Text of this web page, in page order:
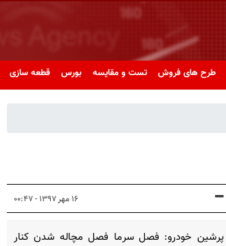
طرح های فروش تست و مقایسه بورس قطعه سازی
۱۶ مهر ۱۳۹۷ - ۰۰:۴۷
پرشین خودرو: فصل سرما فصل مچاله شدن کنار